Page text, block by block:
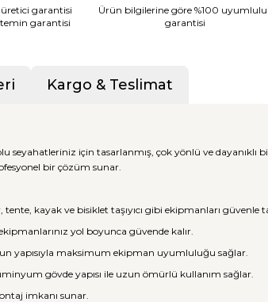
garantisi
temin garantisi
Ürün bilgilerine göre %100
garantisi
Kargo & Teslimat
için tasarlanmış, çok yönlü ve dayanıklı
bir çözüm sunar.
kayak ve bisiklet taşıyıcı gibi ekipmanları güvenle
yol boyunca güvende kalır.
yapısıyla maksimum ekipman uyumluluğu sağlar.
gövde yapısı ile uzun ömürlü kullanım sağlar.
imkanı sunar.